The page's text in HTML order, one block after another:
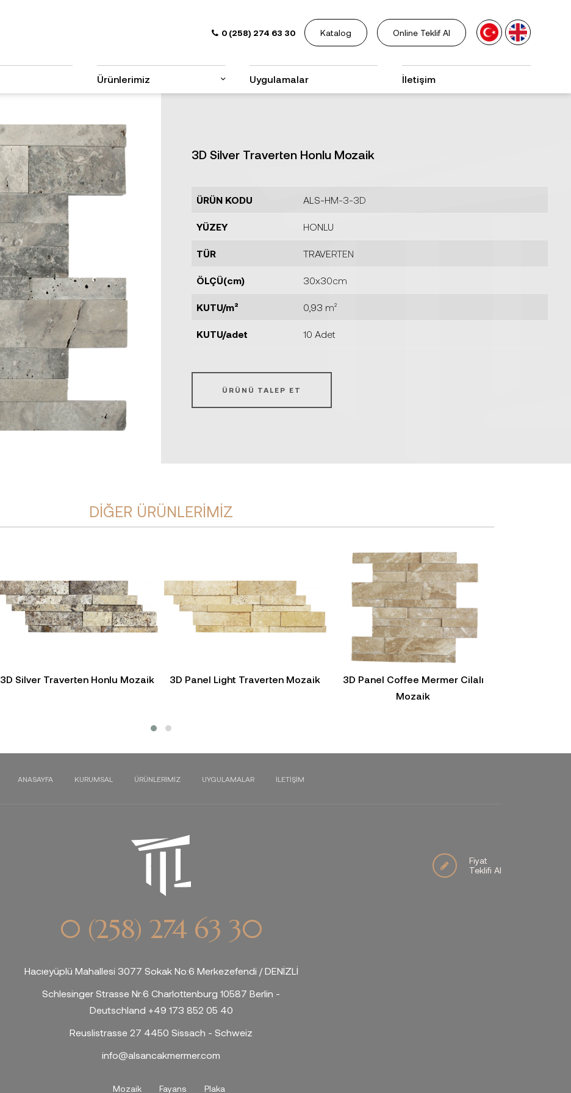
0 (258) 274 63 30 Katalog Online Teklif Al
Ürünlerimiz Uygulamalar İletişim
3D Silver Traverten Honlu Mozaik
ÜRÜN KODU ALS-HM-3-3D
YÜZEY HONLU
TÜR TRAVERTEN
ÖLÇÜ(cm) 30x30cm
KUTU/m² 0,93 m²
KUTU/adet 10 Adet
ÜRÜNÜ TALEP ET
DIĞER ÜRÜNLERIMIZ
3D Silver Traverten Honlu Mozaik 3D Panel Light Traverten Mozaik
3D Panel Coffee Mermer Cilalı
Mozaik
ANASAYFA KURUMSAL ÜRÜNLERIMIZ UYGULAMALAR İLETIŞIM
Fiyat
Teklifi Al
0 (258) 274 63 30
Hacıeyüplü Mahallesi 3077 Sokak No:6 Merkezefendi / DENİZLİ
Schlesinger Strasse Nr:6 Charlottenburg 10587 Berlin -
Deutschland +49 173 852 05 40
Reuslistrasse 27 4450 Sissach - Schweiz
info@alsancakmermer.com
Mozaik Fayans Plaka